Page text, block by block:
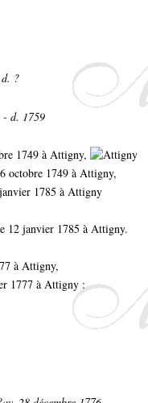
?
- d. 1759
1749 à Attigny,
octobre 1749 à Attigny,
1785 à Attigny
12 janvier 1785 à Attigny.
à Attigny,
1777 à Attigny :